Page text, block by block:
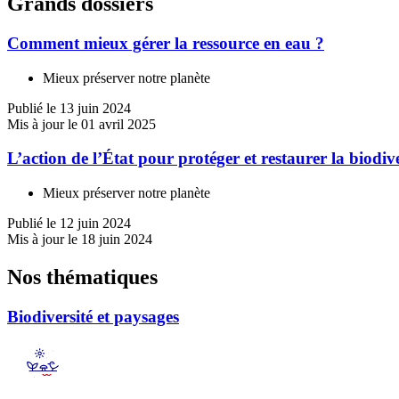
Comment mieux gérer la ressource en eau ?
Mieux préserver notre planète
Publié le 13 juin 2024
Mis à jour le 01 avril 2025
L’action de l’État pour protéger et restaurer la
Mieux préserver notre planète
Publié le 12 juin 2024
Mis à jour le 18 juin 2024
Nos thématiques
Biodiversité et paysages